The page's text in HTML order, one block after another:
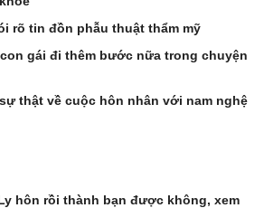
rõ tin đồn phẫu thuật thẩm mỹ
gái đi thêm bước nữa trong chuyện
thật về cuộc hôn nhân với nam nghệ
hôn rồi thành bạn được không, xem